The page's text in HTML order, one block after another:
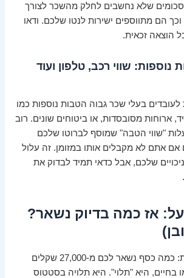
סכומים שלא נחשבים לחלק מהשכר לצורך
הם מתווספים ישירות לנטו שלכם. ודאו
הוצאה זכאית.
נוספות: שווי רכב, טלפון ועוד
בעלי שכר גבוה הטבות נוספות כמו
ארוחות מסובסדות, או ביטוחים שונים. רוב
"שווי הטבה" שמוסף לברוטו שלכם
אם אתם לא מקבלים אותו במזומן. זה עלול
שלכם, אבל כדאי תמיד לבדוק את
אז כמה בדיוק נשאר?
אז הגענו לרגע האמת: כמה כסף נשאר לכם מ-27,000 שקלים
בחיים, היא "תלוי". היא תלויה בסטטוס